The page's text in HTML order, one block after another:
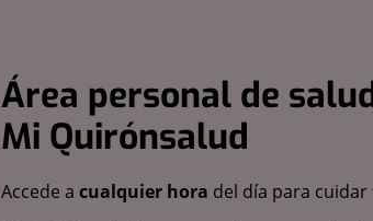
Área personal de
Mi Quirónsalud
Accede a cualquier hora del día para cuidar